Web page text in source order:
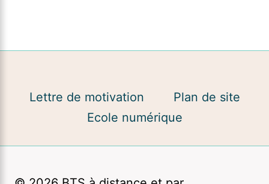
Lettre de motivation
Plan de site
Ecole numérique